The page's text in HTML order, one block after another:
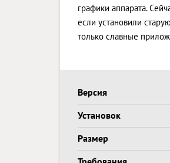
графики аппарата.
если установили
только славные
Версия
Установок
Размер